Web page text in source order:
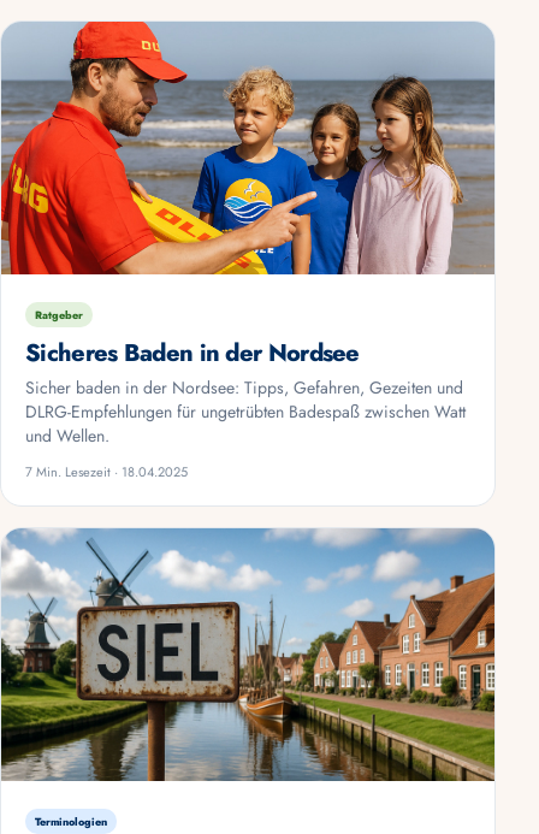
Ratgeber
Sicheres Baden in der Nordsee
Sicher baden in der Nordsee: Tipps, Gefahren, Gezeiten und
DLRG-Empfehlungen für ungetrübten Badespaß zwischen Watt
und Wellen.
7 Min. Lesezeit · 18.04.2025
Terminologien